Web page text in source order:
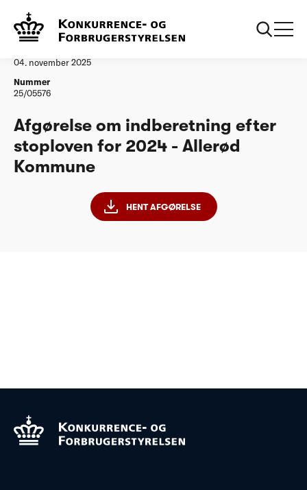
Vandtilsyn
04. november 2025
Nummer
25/05576
Afgørelse om indberetning efter
stoploven for 2024 - Allerød
Kommune
HENT AFGØRELSE